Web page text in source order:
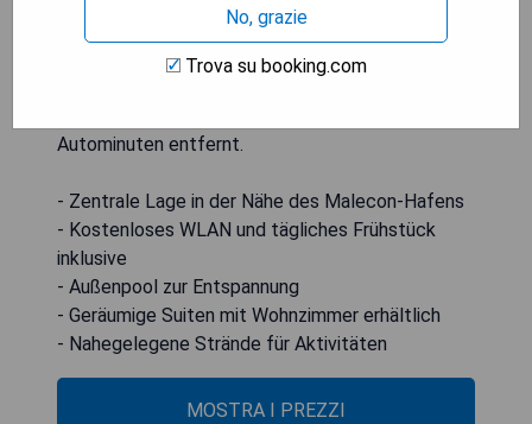
Wohnzimmer verfügen. Tägliches amerikanisches
Frühstück umfasst saisonale Früchte, Brot,
Autominuten entfernt.
- Zentrale Lage in der Nähe des Malecon-Hafens
- Kostenloses WLAN und tägliches Frühstück
inklusive
- Außenpool zur Entspannung
- Geräumige Suiten mit Wohnzimmer erhältlich
- Nahegelegene Strände für Aktivitäten
MOSTRA I PREZZI
No, grazie
Trova su booking.com